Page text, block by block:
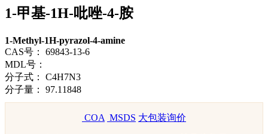
1-甲基-1H-吡唑-4-胺
1-Methyl-1H-pyrazol-4-amine
CAS号：
69843-13-6
MDL号：
分子式：
C4H7N3
分子量：
97.11848
COA MSDS 大包装询价